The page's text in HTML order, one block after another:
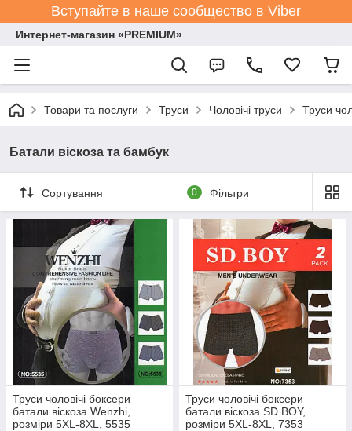
Вступайте в наше сообщество в Viber
Интернет-магазин «PREMIUM»
Товари та послуги Труси Чоловічі труси Труси
Батали віскоза та бамбук
Сортування 0 Фільтри
Труси чоловічі боксери
батали віскоза Wenzhi,
розміри 5XL-8XL, 5535
Труси чоловічі боксери
батали віскоза SD BOY,
розміри 5XL-8XL, 7353